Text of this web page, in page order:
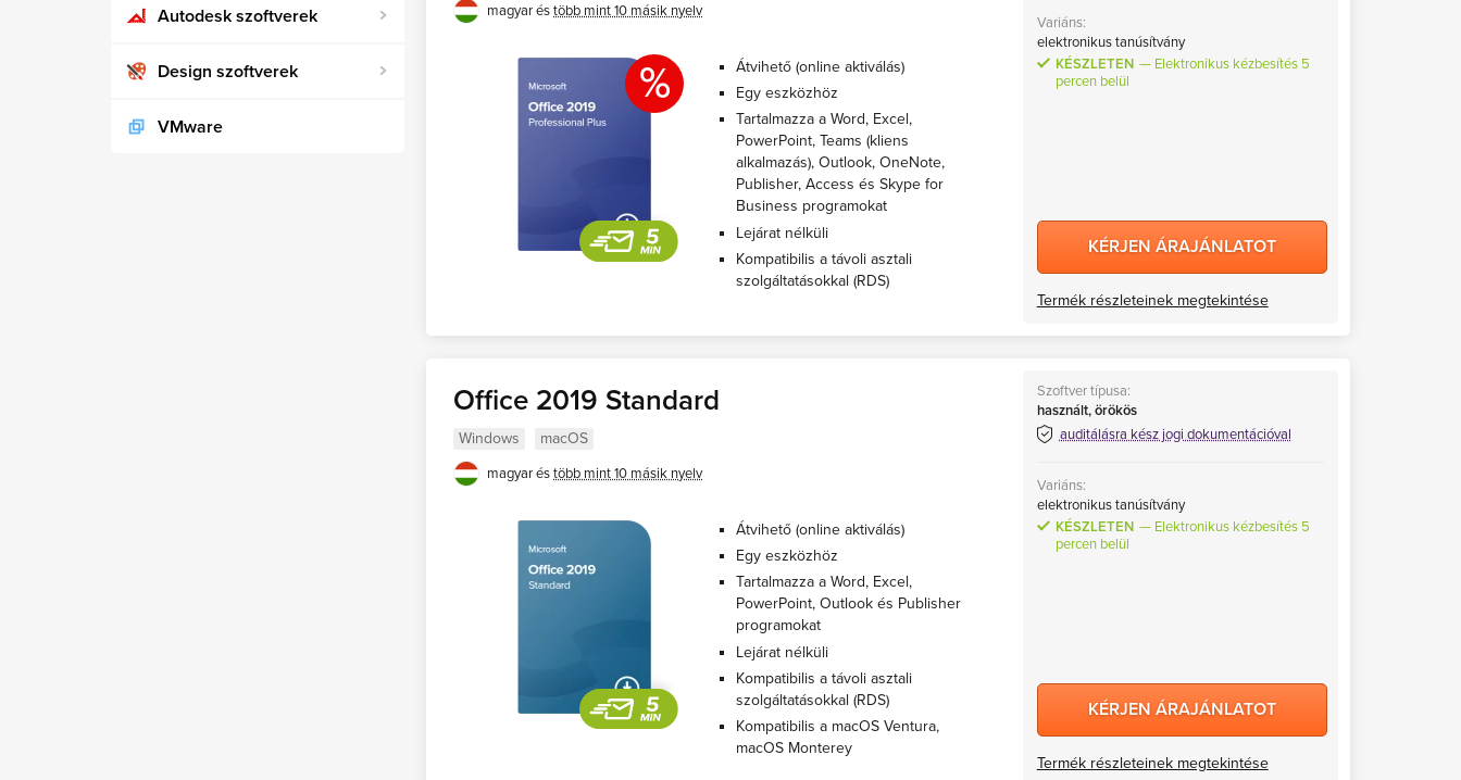
Autodesk szoftverek
Design szoftverek
VMware
magyar éstöbb mint 10 másik nyelv
%
Átvihető (online aktiválás)
Egy eszközhöz
Tartalmazza a Word, Excel,
PowerPoint, Teams (kliens
alkalmazás), Outlook, OneNote,
Publisher, Access és Skype for
Business programokat
Lejárat nélküli
Kompatibilis a távoli asztali
szolgáltatásokkal (RDS)
Variáns:
elektronikus tanúsítvány
KÉSZLETEN
Elektronikus kézbesítés 5
percen belül
KÉRJEN ÁRAJÁNLATOT
Termék részleteinek megtekintése
Office 2019 Standard
Windows macOS
magyar éstöbb mint 10 másik nyelv
Átvihető (online aktiválás)
Egy eszközhöz
Tartalmazza a Word, Excel,
PowerPoint, Outlook és Publisher
programokat
Lejárat nélküli
Kompatibilis a távoli asztali
szolgáltatásokkal (RDS)
Kompatibilis a macOS Ventura,
macOS Monterey
Szoftver típusa:
használt, örökös
auditálásra kész jogi dokumentációval
Variáns:
elektronikus tanúsítvány
KÉSZLETEN
Elektronikus kézbesítés 5
percen belül
KÉRJEN ÁRAJÁNLATOT
Termék részleteinek megtekintése